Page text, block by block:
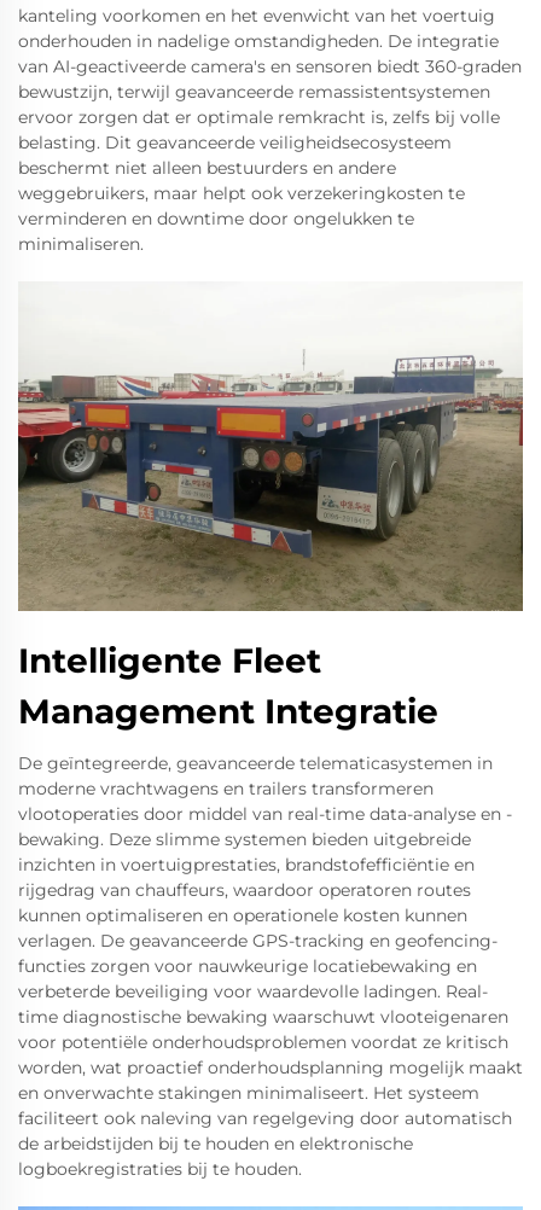
kanteling voorkomen en het evenwicht van het voertuig
onderhouden in nadelige omstandigheden. De integratie
van AI-geactiveerde camera's en sensoren biedt 360-graden
bewustzijn, terwijl geavanceerde remassistentsystemen
ervoor zorgen dat er optimale remkracht is, zelfs bij volle
belasting. Dit geavanceerde veiligheidsecosysteem
beschermt niet alleen bestuurders en andere
weggebruikers, maar helpt ook verzekeringkosten te
verminderen en downtime door ongelukken te
minimaliseren.
Intelligente Fleet
Management Integratie
De geïntegreerde, geavanceerde telematicasystemen in
moderne vrachtwagens en trailers transformeren
vlootoperaties door middel van real-time data-analyse en -
bewaking. Deze slimme systemen bieden uitgebreide
inzichten in voertuigprestaties, brandstofefficiëntie en
rijgedrag van chauffeurs, waardoor operatoren routes
kunnen optimaliseren en operationele kosten kunnen
verlagen. De geavanceerde GPS-tracking en geofencing-
functies zorgen voor nauwkeurige locatiebewaking en
verbeterde beveiliging voor waardevolle ladingen. Real-
time diagnostische bewaking waarschuwt vlooteigenaren
voor potentiële onderhoudsproblemen voordat ze kritisch
worden, wat proactief onderhoudsplanning mogelijk maakt
en onverwachte stakingen minimaliseert. Het systeem
faciliteert ook naleving van regelgeving door automatisch
de arbeidstijden bij te houden en elektronische
logboekregistraties bij te houden.